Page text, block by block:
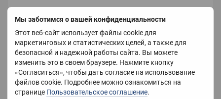
Мы заботимся о вашей конфиденциальности
Этот веб-сайт использует файлы cookie для
маркетинговых и статистических целей, а также для
безопасной и надежной работы сайта. Вы можете
изменить это в своем браузере. Нажмите кнопку
«Согласиться», чтобы дать согласие на использование
файлов cookie. Подробнее можно ознакомиться на
странице Пользовательское соглашение.
Покрывало из микрофибры.
Размер 200х220 ; 150х200
Королевская микрофибра - ткань с
высокой плотностью, мягкая и